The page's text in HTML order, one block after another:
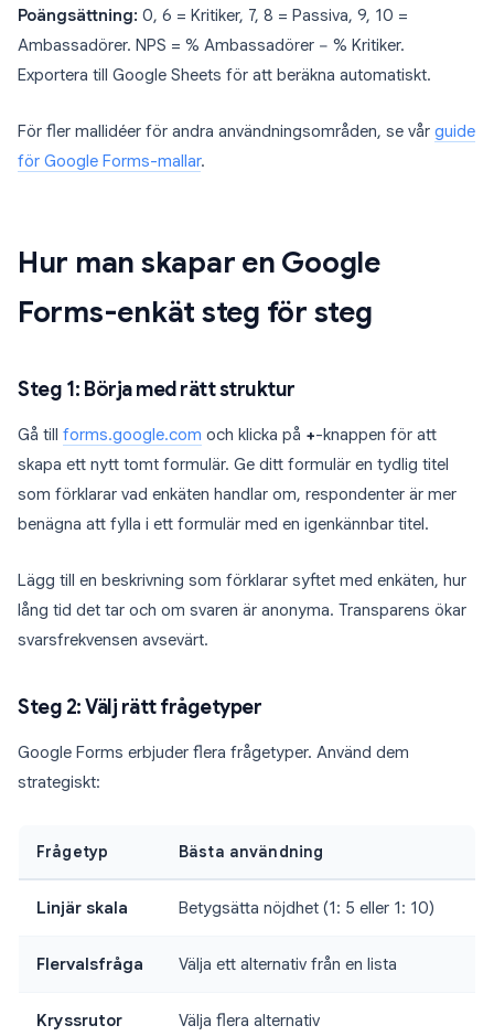
Poängsättning: 0, 6 = Kritiker, 7, 8 = Passiva, 9, 10 =
Ambassadörer. NPS = % Ambassadörer − % Kritiker.
Exportera till Google Sheets för att beräkna automatiskt.
För fler mallidéer för andra användningsområden, se vår guide
för Google Forms-mallar.
Hur man skapar en Google
Forms-enkät steg för steg
Steg 1: Börja med rätt struktur
Gå till forms.google.com och klicka på +-knappen för att
skapa ett nytt tomt formulär. Ge ditt formulär en tydlig titel
som förklarar vad enkäten handlar om, respondenter är mer
benägna att fylla i ett formulär med en igenkännbar titel.
Lägg till en beskrivning som förklarar syftet med enkäten, hur
lång tid det tar och om svaren är anonyma. Transparens ökar
svarsfrekvensen avsevärt.
Steg 2: Välj rätt frågetyper
Google Forms erbjuder flera frågetyper. Använd dem
strategiskt:
Frågetyp Bästa användning
Linjär skala Betygsätta nöjdhet (1: 5 eller 1: 10)
Flervalsfråga Välja ett alternativ från en lista
Kryssrutor Välja flera alternativ